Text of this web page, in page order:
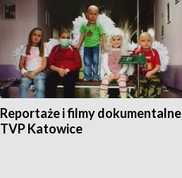
Reportaże i filmy dokumentalne
TVP Katowice